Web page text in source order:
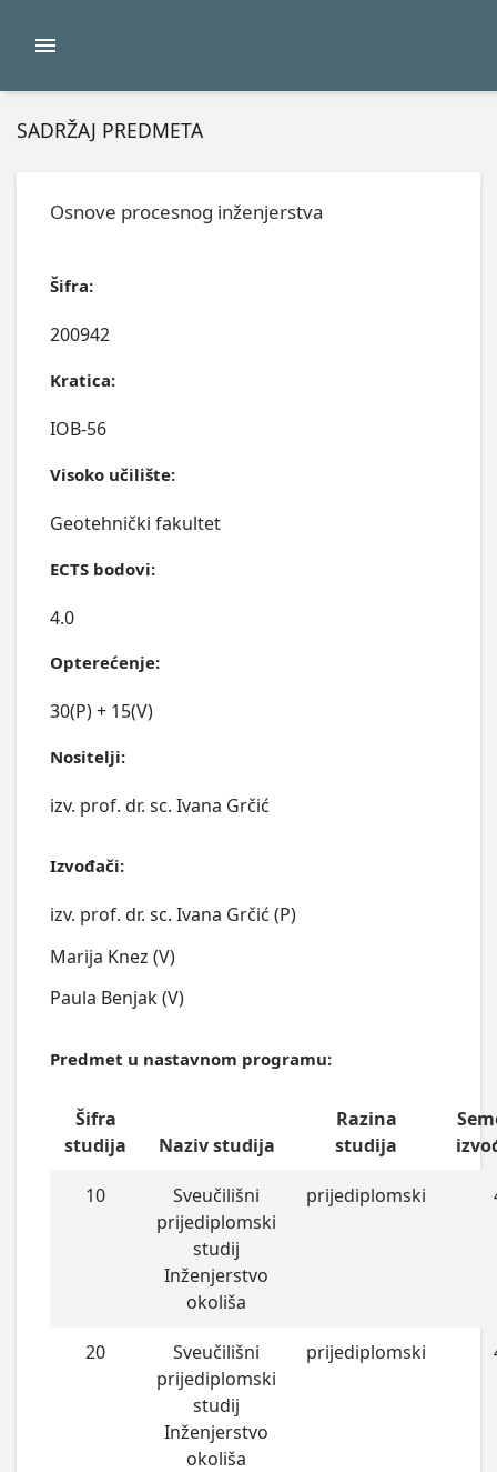
SADRŽAJ PREDMETA
Osnove procesnog inženjerstva
Šifra:
200942
Kratica:
IOB-56
Visoko učilište:
Geotehnički fakultet
ECTS bodovi:
4.0
Opterećenje:
30(P) + 15(V)
Nositelji:
izv. prof. dr. sc. Ivana Grčić
Izvođači:
izv. prof. dr. sc. Ivana Grčić (P)
Marija Knez (V)
Paula Benjak (V)
Predmet u nastavnom programu:
Šifra
studija
Naziv studija
Razina
studija
10
Sveučilišni
prijediplomski
studij
Inženjerstvo
okoliša
prijediplomski
20
Sveučilišni
prijediplomski
studij
Inženjerstvo
okoliša
prijediplomski